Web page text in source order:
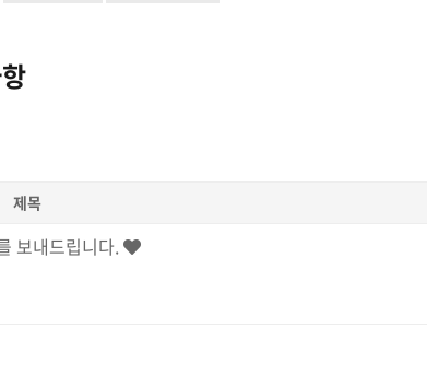
제목
보내드립니다.